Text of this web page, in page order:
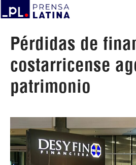
Pérdidas de
costarricense
patrimonio